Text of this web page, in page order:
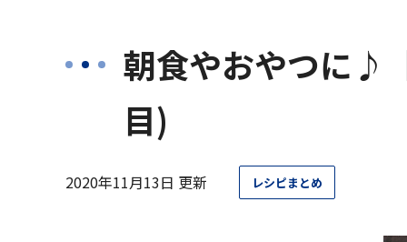
朝食やおやつに♪
目)
2020年11月13日 更新 レシピまとめ